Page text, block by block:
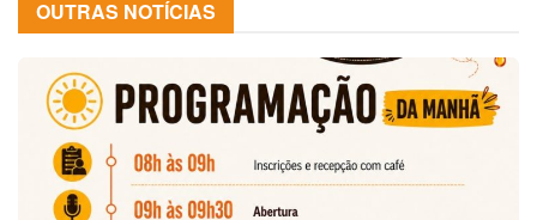
OUTRAS NOTÍCIAS